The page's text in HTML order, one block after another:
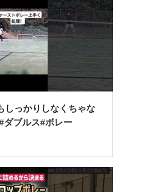
しっかりしなくちゃな
ブルス#ボレー